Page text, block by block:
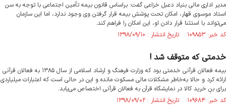
مدیر اداری مالی بنیاد دعبل خزاعی گفت: براساس قانون بیمه تأمین اجتماعی با توجه به سن
استاد موسوی قهار، امکان تحت پوشش بیمه قرار گرفتن وی وجود ندارد، اما این سازمان
می‌تواند با استثنا قرار دادن او، این امکان را فراهم کند.
کد خبر: ۱۰۹۸۵۳ تاریخ انتشار : ۱۳۹۸/۰۹/۱۰
خدمتی که متوقف شد !
بیمه فعالان قرآنی خدمتی بود که وزارت فرهنگ و ارشاد اسلامی از سال ۱۳۸۵ به فعالان قرآنی
ارائه کرد و حالا به‌خاطر مشکلات مالی مسکوت مانده و این در حالی است که اعتبارات میلیاردی
برای بنِ خرید کالا در نمایشگاه قرآن به فعالان قرآنی اختصاص می‌یابد.
کد خبر: ۱۰۹۶۸۴ تاریخ انتشار : ۱۳۹۸/۰۹/۰۲